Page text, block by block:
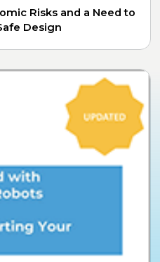
Risks and a Need to
Design